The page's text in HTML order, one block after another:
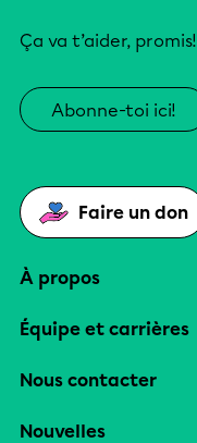
Ça va t’aider, promis!
Abonne-toi ici!
Faire un don
À propos
Équipe et carrières
Nous contacter
Nouvelles